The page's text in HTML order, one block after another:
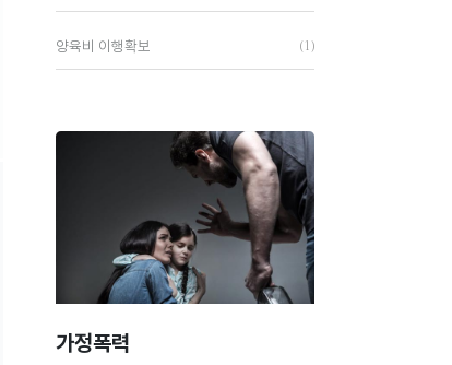
양육비 이행확보 (1)
가정폭력